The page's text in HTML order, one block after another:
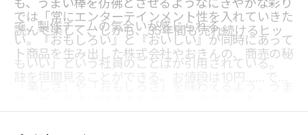
も、うまい棒を彷彿とさせるようなにぎやかな彩り
で、製作チームの気合いが感じられる。
では「常にエンターテインメント性を入れていきた
い。『おもしろい』と『おいしい』が同時にあって
もいい」という社員のことばが引用されている。
い棒のパッケージの絵柄は、手間とコストをかける
読んで楽しく、しかも、35年間も売れ続けるヒッ
ト商品を生み出した株式会社やおきんの、商売の秘
訣を垣間見ることができる。お値段は10円……では